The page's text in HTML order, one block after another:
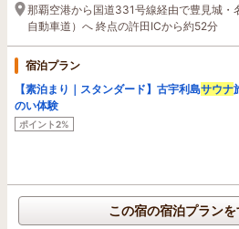
那覇空港から国道331号線経由で豊見城・
自動車道）へ 終点の許田ICから約52分
宿泊プラン
【素泊まり｜スタンダード】古宇利島サウナ
のい体験
ポイント2%
この宿の宿泊プラン